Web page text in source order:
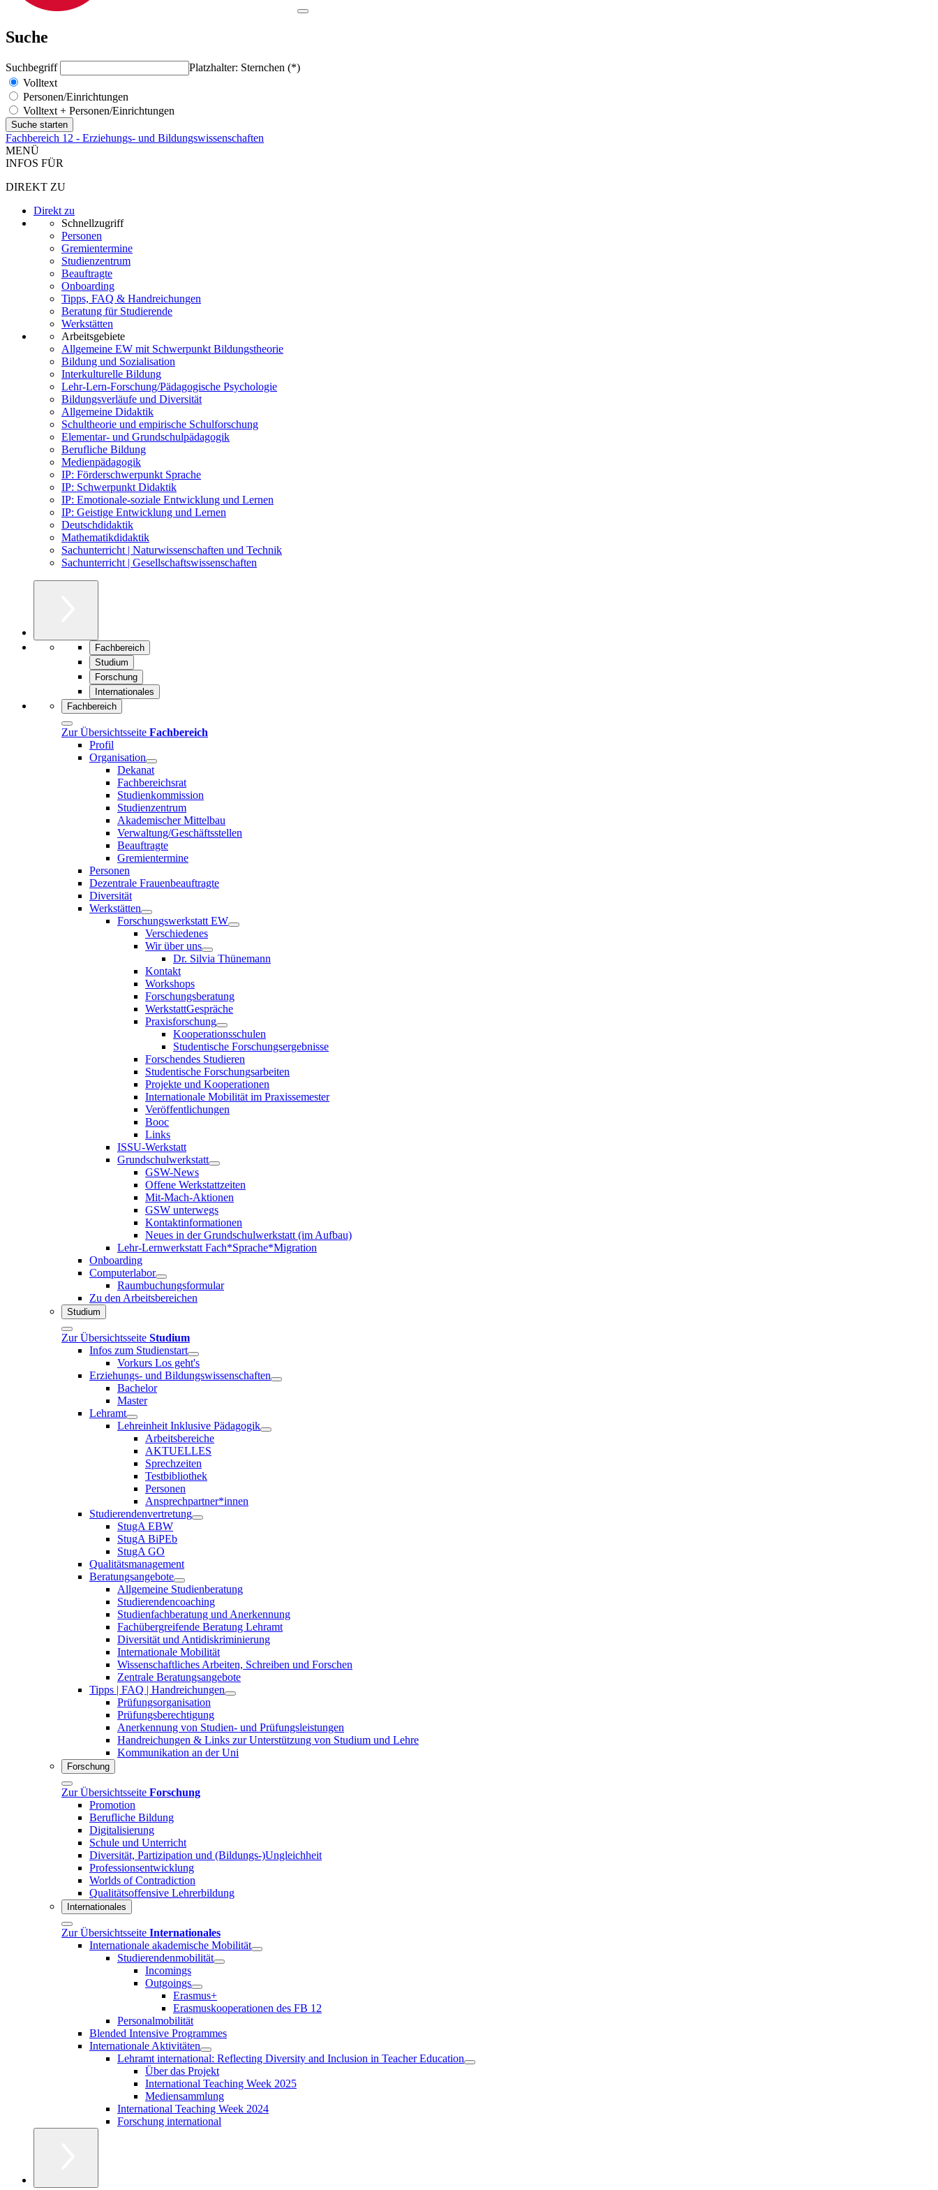
Suche
Suchbegriff
Platzhalter: Sternchen (*)
Volltext
Personen/Einrichtungen
Volltext + Personen/Einrichtungen
Fachbereich 12 - Erziehungs- und Bildungswissenschaften
MENÜ
INFOS FÜR
DIREKT ZU
Direkt zu
Schnellzugriff
Personen
Gremientermine
Studienzentrum
Beauftragte
Onboarding
Tipps, FAQ & Handreichungen
Beratung für Studierende
Werkstätten
Arbeitsgebiete
Allgemeine EW mit Schwerpunkt Bildungstheorie
Bildung und Sozialisation
Interkulturelle Bildung
Lehr-Lern-Forschung/Pädagogische Psychologie
Bildungsverläufe und Diversität
Allgemeine Didaktik
Schultheorie und empirische Schulforschung
Elementar- und Grundschulpädagogik
Berufliche Bildung
Medienpädagogik
IP: Förderschwerpunkt Sprache
IP: Schwerpunkt Didaktik
IP: Emotionale-soziale Entwicklung und Lernen
IP: Geistige Entwicklung und Lernen
Deutschdidaktik
Mathematikdidaktik
Sachunterricht | Naturwissenschaften und Technik
Sachunterricht | Gesellschaftswissenschaften
Fachbereich
Studium
Forschung
Internationales
Fachbereich
Zur Übersichtsseite Fachbereich
Profil
Organisation
Dekanat
Fachbereichsrat
Studienkommission
Studienzentrum
Akademischer Mittelbau
Verwaltung/Geschäftsstellen
Beauftragte
Gremientermine
Personen
Dezentrale Frauenbeauftragte
Diversität
Werkstätten
Forschungswerkstatt EW
Verschiedenes
Wir über uns
Dr. Silvia Thünemann
Kontakt
Workshops
Forschungsberatung
WerkstattGespräche
Praxisforschung
Kooperationsschulen
Studentische Forschungsergebnisse
Forschendes Studieren
Studentische Forschungsarbeiten
Projekte und Kooperationen
Internationale Mobilität im Praxissemester
Veröffentlichungen
Booc
Links
ISSU-Werkstatt
Grundschulwerkstatt
GSW-News
Offene Werkstattzeiten
Mit-Mach-Aktionen
GSW unterwegs
Kontaktinformationen
Neues in der Grundschulwerkstatt (im Aufbau)
Lehr-Lernwerkstatt Fach*Sprache*Migration
Onboarding
Computerlabor
Raumbuchungsformular
Zu den Arbeitsbereichen
Studium
Zur Übersichtsseite Studium
Infos zum Studienstart
Vorkurs Los geht's
Erziehungs- und Bildungswissenschaften
Bachelor
Master
Lehramt
Lehreinheit Inklusive Pädagogik
Arbeitsbereiche
AKTUELLES
Sprechzeiten
Testbibliothek
Personen
Ansprechpartner*innen
Studierendenvertretung
StugA EBW
StugA BiPEb
StugA GO
Qualitätsmanagement
Beratungsangebote
Allgemeine Studienberatung
Studierendencoaching
Studienfachberatung und Anerkennung
Fachübergreifende Beratung Lehramt
Diversität und Antidiskriminierung
Internationale Mobilität
Wissenschaftliches Arbeiten, Schreiben und Forschen
Zentrale Beratungsangebote
Tipps | FAQ | Handreichungen
Prüfungsorganisation
Prüfungsberechtigung
Anerkennung von Studien- und Prüfungsleistungen
Handreichungen & Links zur Unterstützung von Studium und Lehre
Kommunikation an der Uni
Forschung
Zur Übersichtsseite Forschung
Promotion
Berufliche Bildung
Digitalisierung
Schule und Unterricht
Diversität, Partizipation und (Bildungs-)Ungleichheit
Professionsentwicklung
Worlds of Contradiction
Qualitätsoffensive Lehrerbildung
Internationales
Zur Übersichtsseite Internationales
Internationale akademische Mobilität
Studierendenmobilität
Incomings
Outgoings
Erasmus+
Erasmuskooperationen des FB 12
Personalmobilität
Blended Intensive Programmes
Internationale Aktivitäten
Lehramt international: Reflecting Diversity and Inclusion in Teacher Education
Über das Projekt
International Teaching Week 2025
Mediensammlung
International Teaching Week 2024
Forschung international